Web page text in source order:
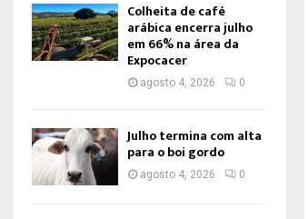
Colheita de café
arábica encerra julho
em 66% na área da
Expocacer
agosto 4, 2026 0
Julho termina com alta
para o boi gordo
agosto 4, 2026 0